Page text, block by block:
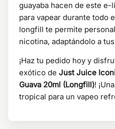
guayaba hacen de este
para vapear durante todo
longfill te permite
nicotina, adaptándolo a
¡Haz tu pedido hoy y
exótico de Just Juice
Guava 20ml (Longfill)!
tropical para un vapeo